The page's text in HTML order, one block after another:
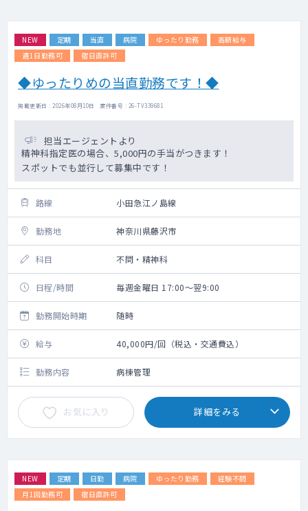
NEW 定期 当直 病院 ゆったり勤務
高額給与
週1日勤務可
宿日直許可
◆ゆったりめの当直勤務です！◆
掲載更新日 : 2026年08月10日 案件番号 : 26-TV339681
担当エージェントより
精神科指定医の場合、5,000円の手当がつきます！
スポットでも並行して募集中です！
路線 小田急江ノ島線
勤務地 神奈川県藤沢市
科目 不問・精神科
日程/時間 毎週金曜日 17:00～翌9:00
勤務開始時期 随時
給与 40,000円/回（税込・交通費込）
勤務内容 病棟管理
お気に入り 詳細をみる
NEW 定期 日勤 病院 ゆったり勤務
経験不問
月1回勤務可
宿日直許可